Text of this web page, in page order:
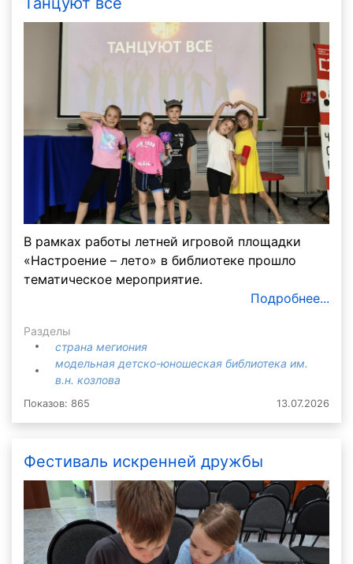
В рамках работы летней игровой площадки
«Настроение – лето» в библиотеке прошло
тематическое мероприятие.
Подробнее...
Разделы
страна мегиония
модельная детско-юношеская библиотека им.
в.н. козлова
Показов: 865 13.07.2026
Фестиваль искренней дружбы